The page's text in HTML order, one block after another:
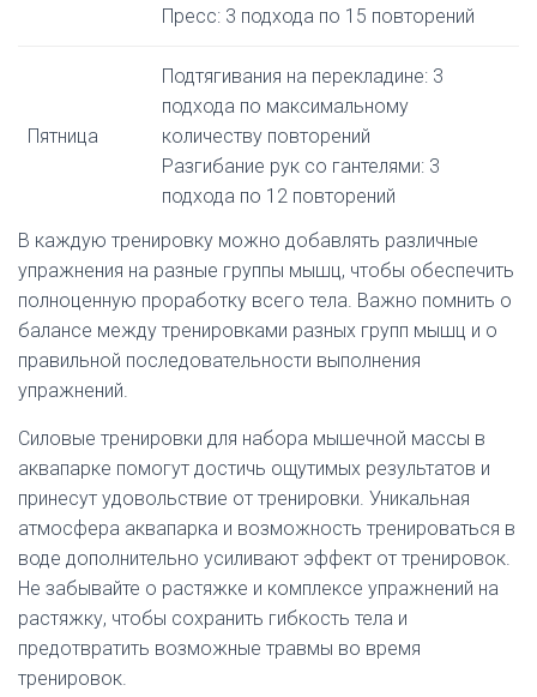
Пресс: 3 подхода по 15 повторений
Пятница
Подтягивания на перекладине: 3
подхода по максимальному
количеству повторений
Разгибание рук со гантелями: 3
подхода по 12 повторений
В каждую тренировку можно добавлять различные
упражнения на разные группы мышц, чтобы обеспечить
полноценную проработку всего тела. Важно помнить о
балансе между тренировками разных групп мышц и о
правильной последовательности выполнения
упражнений.
Силовые тренировки для набора мышечной массы в
аквапарке помогут достичь ощутимых результатов и
принесут удовольствие от тренировки. Уникальная
атмосфера аквапарка и возможность тренироваться в
воде дополнительно усиливают эффект от тренировок.
Не забывайте о растяжке и комплексе упражнений на
растяжку, чтобы сохранить гибкость тела и
предотвратить возможные травмы во время
тренировок.